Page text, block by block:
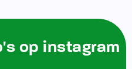
op instagram